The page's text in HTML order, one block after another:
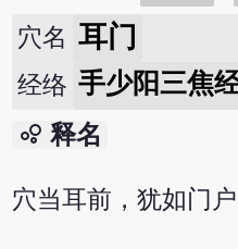
穴名 耳门
经络 手少阳三焦
bubble_chart 释名
穴当耳前，犹如门户